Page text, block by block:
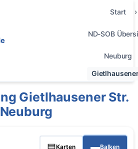
Start
ND-SOB
Neuburg
Gietlhausener Str.
Neuburg
Karten Balken